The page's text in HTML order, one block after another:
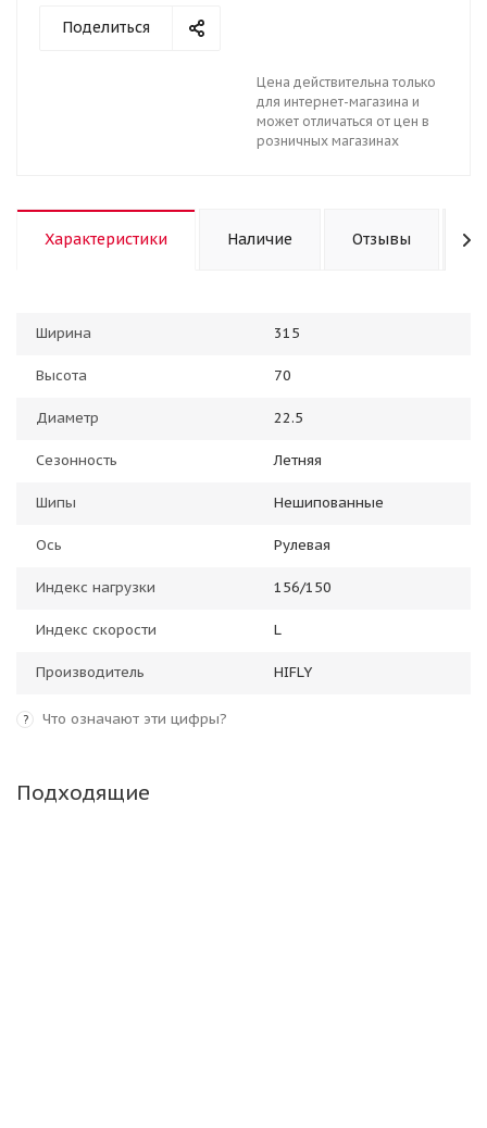
Поделиться
Цена действительна только
для интернет-магазина и
может отличаться от цен в
розничных магазинах
Характеристики Наличие Отзывы
Ширина 315
Высота 70
Диаметр 22.5
Сезонность Летняя
Шипы Нешипованные
Ось Рулевая
Индекс нагрузки 156/150
Индекс скорости L
Производитель HIFLY
? Что означают эти цифры?
Подходящие